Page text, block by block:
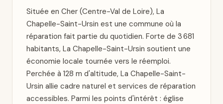
Située en Cher (Centre-Val de Loire), La
Chapelle-Saint-Ursin est une commune où la
réparation fait partie du quotidien. Forte de 3 681
habitants, La Chapelle-Saint-Ursin soutient une
économie locale tournée vers le réemploi.
Perchée à 128 m d'altitude, La Chapelle-Saint-
Ursin allie cadre naturel et services de réparation
accessibles. Parmi les points d'intérêt : église